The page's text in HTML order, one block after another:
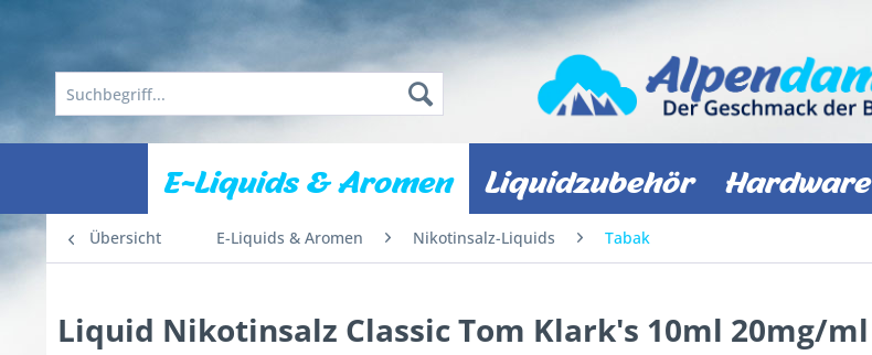
E-Liquids & Aromen Liquidzubehör Hardware
Übersicht E-Liquids & Aromen Nikotinsalz-Liquids Tabak
Liquid Nikotinsalz Classic Tom Klark's 10ml 20mg/ml